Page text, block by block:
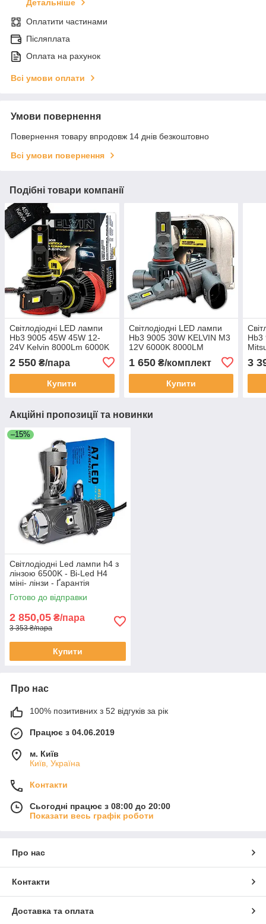
Детальніше
Оплатити частинами
Післяплата
Оплата на рахунок
Всі умови оплати
Умови повернення
Повернення товару впродовж 14 днів безкоштовно
Всі умови повернення
Подібні товари компанії
Світлодіодні LED лампи
Hb3 9005 45W 45W 12-
24V Kelvin 8000Lm 6000K
2 550 ₴/пара
Купити
Світлодіодні LED лампи
Hb3 9005 30W KELVIN M3
12V 6000K 8000LM
1 650₴/комплект
Купити
Hb3
3
Акційні пропозиції та новинки
–15%
Світлодіодні Led лампи h4 з
лінзою 6500K - Bi-Led H4
міні- лінзи - Ґарантія
Готово до відправки
2 850,05 ₴/пара
3 353 ₴/пара
Купити
Про нас
100% позитивних з 52 відгуків за рік
Працює з 04.06.2019
м. Київ
Київ, Україна
Контакти
Сьогодні працює з 08:00 до 20:00
Показати весь графік роботи
Про нас
Контакти
Доставка та оплата